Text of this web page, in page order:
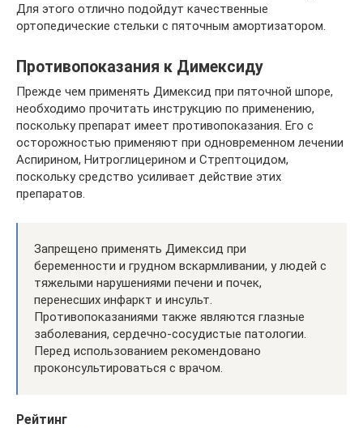
Для этого отлично подойдут качественные
ортопедические стельки с пяточным амортизатором.
Противопоказания к Димексиду
Прежде чем применять Димексид при пяточной шпоре,
необходимо прочитать инструкцию по применению,
поскольку препарат имеет противопоказания. Его с
осторожностью применяют при одновременном лечении
Аспирином, Нитроглицерином и Стрептоцидом,
поскольку средство усиливает действие этих
препаратов.
Запрещено применять Димексид при
беременности и грудном вскармливании, у людей с
тяжелыми нарушениями печени и почек,
перенесших инфаркт и инсульт.
Противопоказаниями также являются глазные
заболевания, сердечно-сосудистые патологии.
Перед использованием рекомендовано
проконсультироваться с врачом.
Рейтинг